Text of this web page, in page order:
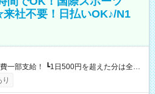
社不要！日払いOK♪/N1
方は自己負担となります ★日払い
いたその日に現金GET♪ お仕事後はコン